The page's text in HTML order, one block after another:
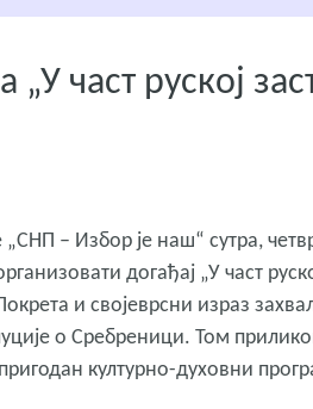
„У част руској
– Избор је наш“ сутра,
догађај „У част
и својеврсни израз
о Сребреници. Том
културно-духовни